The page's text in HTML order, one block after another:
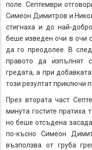
поле. Септември
Симеон Димитров и
стигнаха и до най-
беше изведен очи в очи
да го преодолее. В
правото да изпълнят
гредата, а при
този резултат приключи
През втората част
минута гостите пратиха
но беше отсъдена
по-късно Симеон
възползва от груба